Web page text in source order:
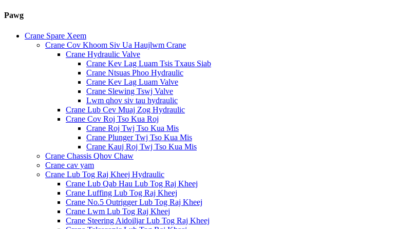
Pawg
Crane Spare Xeem
Crane Cov Khoom Siv Ua Haujlwm Crane
Crane Hydraulic Valve
Crane Kev Lag Luam Tsis Txaus Siab
Crane Ntsuas Phoo Hydraulic
Crane Kev Lag Luam Valve
Crane Slewing Tswj Valve
Lwm qhov siv tau hydraulic
Crane Lub Cev Muaj Zog Hydraulic
Crane Cov Roj Tso Kua Roj
Crane Roj Twj Tso Kua Mis
Crane Plunger Twj Tso Kua Mis
Crane Kauj Roj Twj Tso Kua Mis
Crane Chassis Qhov Chaw
Crane cav yam
Crane Lub Tog Raj Kheej Hydraulic
Crane Lub Qab Hau Lub Tog Raj Kheej
Crane Luffing Lub Tog Raj Kheej
Crane No.5 Outrigger Lub Tog Raj Kheej
Crane Lwm Lub Tog Raj Kheej
Crane Steering Aidoiljar Lub Tog Raj Kheej